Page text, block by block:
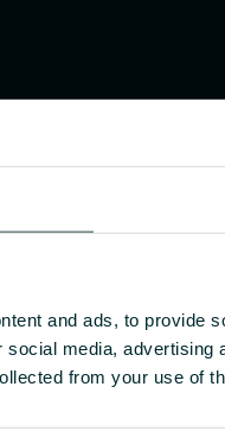
and ads, to provide
media,
from your use of